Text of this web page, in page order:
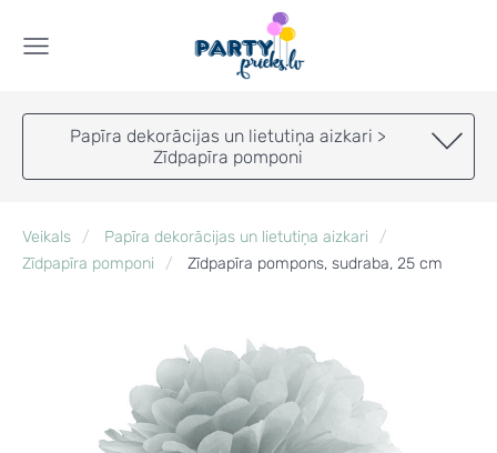
Papīra dekorācijas un lietutiņa aizkari >
Zīdpapīra pomponi
Veikals
Papīra dekorācijas un lietutiņa aizkari
Zīdpapīra pomponi
Zīdpapīra pompons, sudraba, 25 cm